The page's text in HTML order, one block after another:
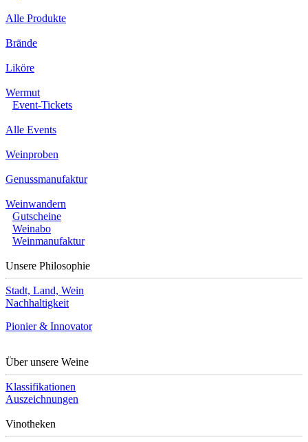
Alle Produkte
Brände
Liköre
Wermut
Event-Tickets
Alle Events
Weinproben
Genussmanufaktur
Weinwandern
Gutscheine
Weinabo
Weinmanufaktur
Unsere Philosophie
Stadt, Land, Wein
Nachhaltigkeit
Pionier & Innovator
Über unsere Weine
Klassifikationen
Auszeichnungen
Vinotheken